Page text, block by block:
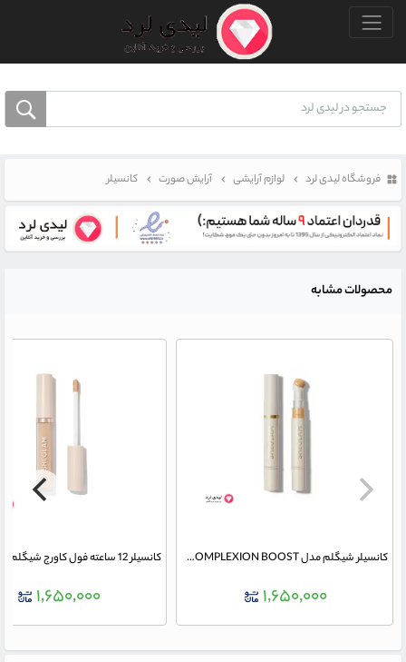
منو بالا
فروشگاه لیدی لرد لوازم آرایشی آرایش صورت کانسیلر
محصولات مشابه
کانسیلر شیگلم مدل COMPLEXION BOOST رنگ SHELL وزن 4.5 گرم
۱,۶۵۰,۰۰۰ ۱,۶۵۰,۰۰۰